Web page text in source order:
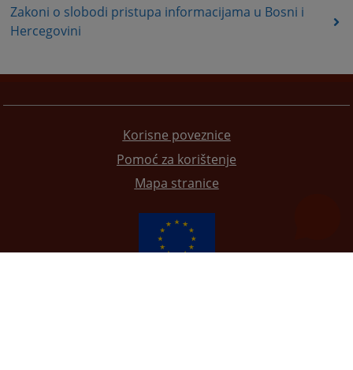
Zakoni o slobodi pristupa informacijama u Bosni i
Hercegovini
Korisne poveznice
Pomoć za korištenje
Mapa stranice